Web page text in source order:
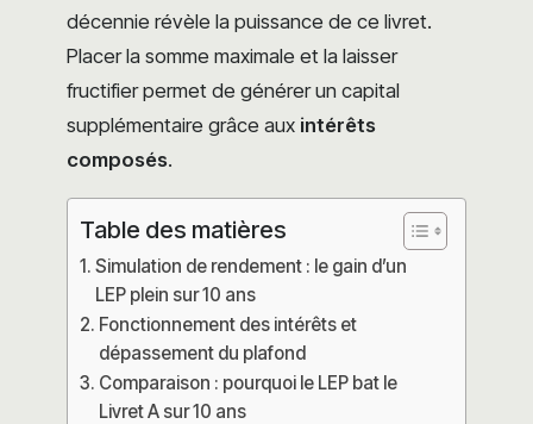
décennie révèle la puissance de ce livret.
Placer la somme maximale et la laisser
fructifier permet de générer un capital
supplémentaire grâce aux intérêts
composés.
Table des matières
Simulation de rendement : le gain d’un
LEP plein sur 10 ans
Fonctionnement des intérêts et
dépassement du plafond
Comparaison : pourquoi le LEP bat le
Livret A sur 10 ans